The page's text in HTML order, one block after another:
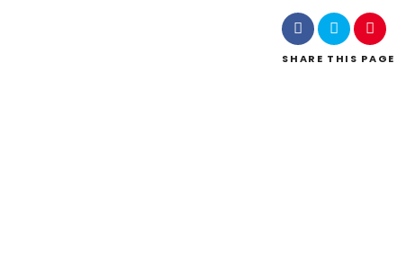
SHARE THIS PAGE